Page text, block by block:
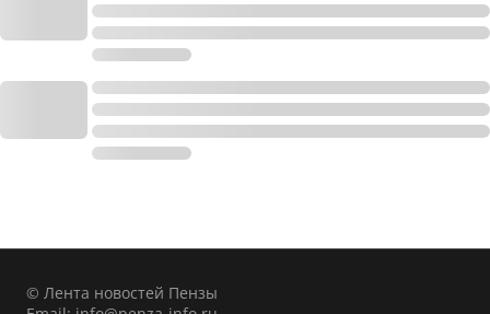
© Лента новостей Пензы